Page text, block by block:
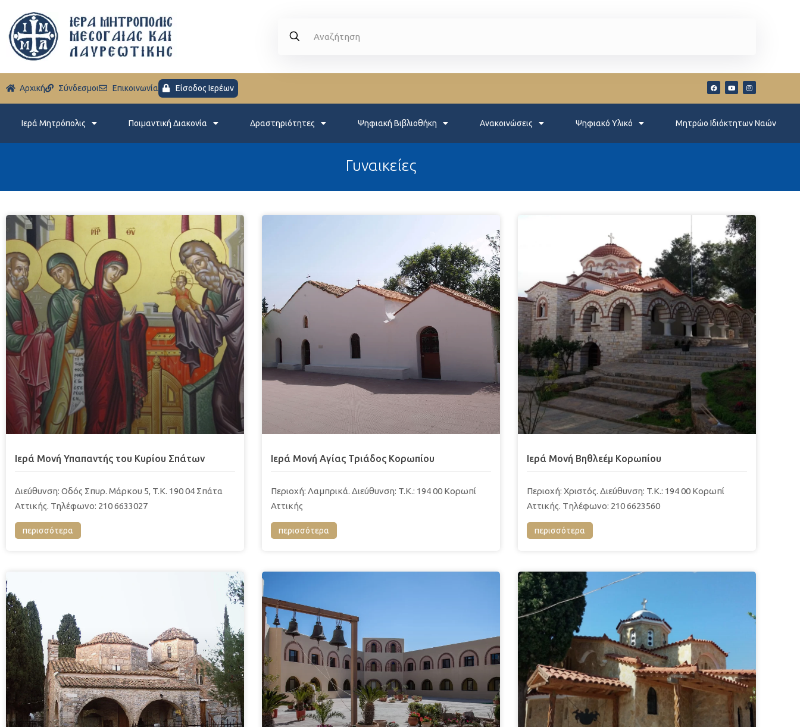
Aρχική Σύνδεσμοι Eπικοινωνία Είσοδος Ιερέων
Ιερά Μητρόπολις Ποιμαντική Διακονία Δραστηριότητες Ψηφιακή Βιβλιοθήκη Ανακοινώσεις Ψηφιακό Υλικό Μητρώο Ιδιόκτητων Ναών
Γυναικείες
Ιερά Μονή Υπαπαντής του Κυρίου Σπάτων
Διεύθυνση: Οδός Σπυρ. Μάρκου 5, T.K. 190 04 Σπάτα
Αττικής. Τηλέφωνο: 210 6633027
περισσότερα
Ιερά Μονή Αγίας Τριάδος Κορωπίου
Περιοχή: Λαμπρικά. Διεύθυνση: T.K.: 194 00 Κορωπί
Αττικής
περισσότερα
Ιερά Μονή Βηθλεέμ Κορωπίου
Περιοχή: Χριστός. Διεύθυνση: T.K.: 194 00 Κορωπί
Αττικής. Tηλέφωνο: 210 6623560
περισσότερα